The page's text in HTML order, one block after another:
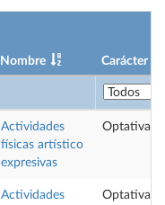
Nombre Carácter
Actividades
físicas artístico
expresivas
Optativa
Actividades
Optativa